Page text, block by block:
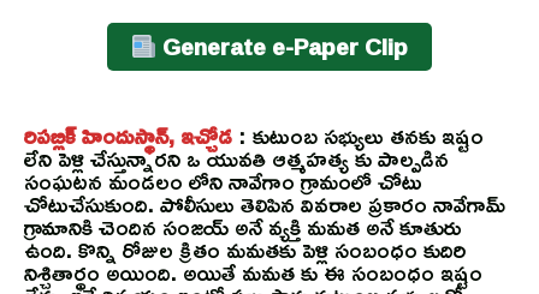
Generate e-Paper Clip
రిపబ్లిక్ హిందుస్థాన్, ఇచ్చోడ: కుటుంబ సభ్యులు తనకు ఇష్టం
లేని పెళ్లి చేస్తున్నారని ఒ యువతి ఆత్మహత్య కు పాల్పడిన
సంఘటన మండలం లోని నావేగాం గ్రామంలో చోటు
చోటుచేసుకుంది. పోలీసులు తెలిపిన వివరాల ప్రకారం నావేగామ్
గ్రామానికి చెందిన సంజయ్ అనే వ్యక్తి మమత అనే కూతురు
ఉంది. కొన్ని రోజుల క్రితం మమతకు పెళ్లి సంబంధం కుదిరి
నిశ్చితార్థం అయింది. అయితే మమత కు ఈ సంబంధం ఇష్టం